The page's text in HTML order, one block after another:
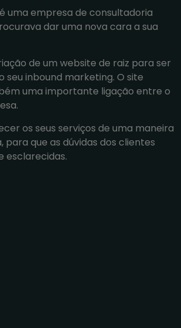
uma empresa de consultadoria
dar uma nova cara a sua
de um website de raiz para ser
seu inbound marketing. O site
uma importante ligação entre o
os seus serviços de uma maneira
para que as dúvidas dos clientes
esclarecidas.